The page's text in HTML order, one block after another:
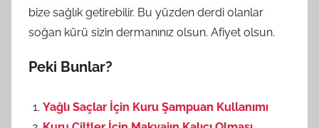
bize sağlık getirebilir. Bu yüzden derdi olanlar
soğan kürü sizin dermanınız olsun. Afiyet olsun.
Peki Bunlar?
Yağlı Saçlar İçin Kuru Şampuan Kullanımı